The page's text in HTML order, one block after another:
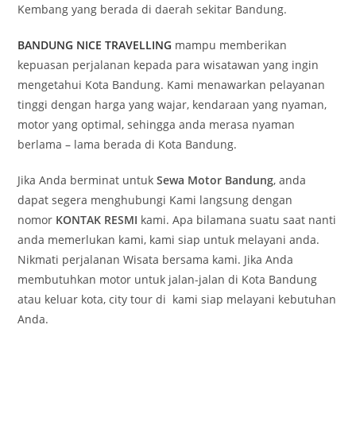
Kembang yang berada di daerah sekitar Bandung.
BANDUNG NICE TRAVELLING mampu memberikan
kepuasan perjalanan kepada para wisatawan yang ingin
mengetahui Kota Bandung. Kami menawarkan pelayanan
tinggi dengan harga yang wajar, kendaraan yang nyaman,
motor yang optimal, sehingga anda merasa nyaman
berlama – lama berada di Kota Bandung.
Jika Anda berminat untukSewa Motor Bandung, anda
dapat segera menghubungi Kami langsung dengan
nomor KONTAK RESMI kami. Apa bilamana suatu saat nanti
anda memerlukan kami, kami siap untuk melayani anda.
Nikmati perjalanan Wisata bersama kami. Jika Anda
membutuhkan motor untuk jalan-jalan di Kota Bandung
atau keluar kota, city tour di kami siap melayani kebutuhan
Anda.